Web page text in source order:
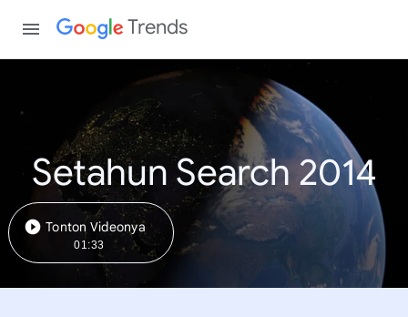
Trends
Setahun Search 2014
Tonton Videonya
01:33